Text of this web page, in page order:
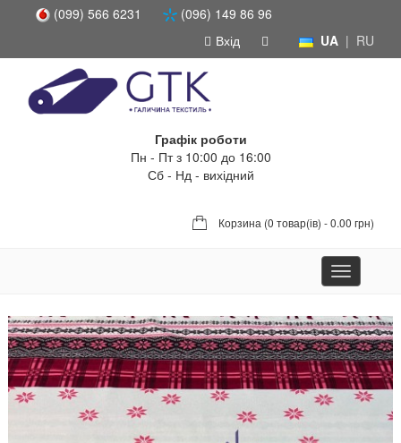
(099) 566 6231
(096) 149 86 96
UA | RU
Вхід
Графік роботи
Пн - Пт з 10:00 до 16:00
Сб - Нд - вихідний
Корзина (0 товар(ів) - 0.00 грн)
Toggle
navigation